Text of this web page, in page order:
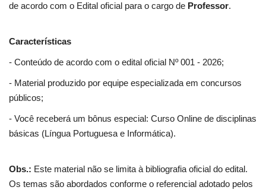
de acordo com o Edital oficial para o cargo de Professor.
Características
- Conteúdo de acordo com o edital oficial Nº 001 - 2026;
- Material produzido por equipe especializada em concursos
públicos;
- Você receberá um bônus especial: Curso Online de disciplinas
básicas (Língua Portuguesa e Informática).
Obs.: Este material não se limita à bibliografia oficial do edital.
Os temas são abordados conforme o referencial adotado pelos